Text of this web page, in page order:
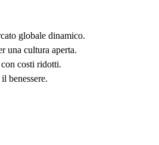
globale dinamico.
una cultura aperta.
costi ridotti.
benessere.